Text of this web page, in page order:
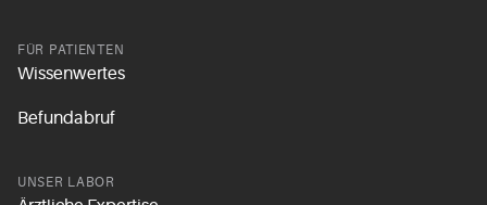
FÜR PATIENTEN
Wissenwertes
Befundabruf
UNSER LABOR